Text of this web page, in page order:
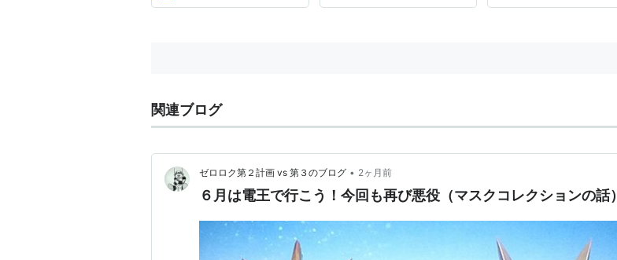
関連ブログ
ゼロロク第２計画 vs 第３のブログ • 2ヶ月前
６月は電王で行こう！今回も再び悪役（マスクコレクションの話）